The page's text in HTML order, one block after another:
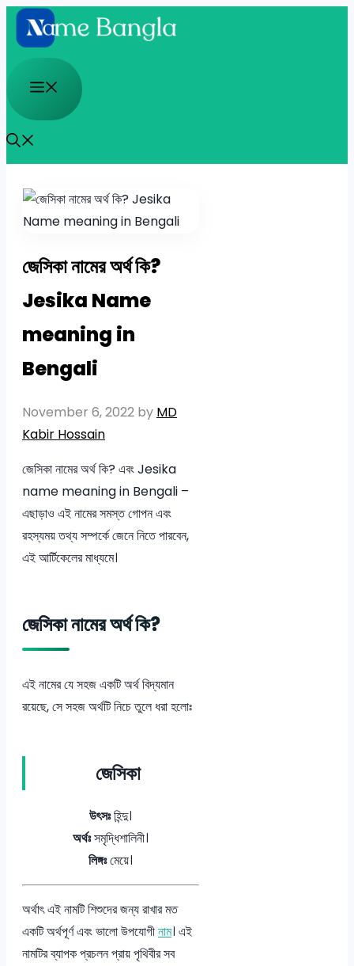
Skip
to
content
Menu
জেসিকা নামের অর্থ কি?
Jesika Name
meaning in
Bengali
November 6, 2022 by MD
Kabir Hossain
জেসিকা নামের অর্থ কি? এবং Jesika
name meaning in Bengali –
এছাড়াও এই নামের সমস্ত গোপন এবং
রহস্যময় তথ্য সম্পর্কে জেনে নিতে পারবেন,
এই আর্টিকেলের মাধ্যমে।
জেসিকা নামের অর্থ কি?
এই নামের যে সহজ একটি অর্থ বিদ্যমান
রয়েছে, সে সহজ অর্থটি নিচে তুলে ধরা হলোঃ
জেসিকা
উৎসঃহিন্দু।
অর্থঃসমৃদ্ধিশালিনী।
লিঙ্গঃমেয়ে।
অর্থাৎ এই নামটি শিশুদের জন্য রাখার মত
একটি অর্থপূর্ণ এবং ভালো উপযোগীনাম। এই
নামটির ব্যাপক প্রচলন প্রায় পৃথিবীর সব